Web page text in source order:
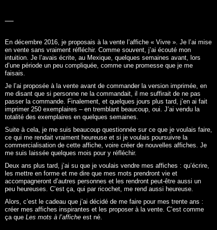
En décembre 2016, je proposais à la vente l’affiche « Vivre ». Je l’ai mise
en vente sans vraiment réfléchir. Comme souvent, j’ai écouté mon
intuition. Je l’avais écrite, au Mexique, quelques semaines avant, lors
d’une période un peu compliquée, comme une promesse que je me
faisais.
Je l’ai proposée à la vente avant de commander la version imprimée, en
me disant que si personne ne la commandait, il me suffirait de ne pas
passer la commande. Finalement, et quelques jours plus tard, j’en ai fait
imprimer 250 exemplaires – en tremblant beaucoup, oui. J’ai vendu la
totalité des exemplaires en quelques semaines.
Suite à cela, je me suis beaucoup questionnée sur ce que je voulais faire,
ce qui me rendait vraiment heureuse et si je voulais poursuivre la
commercialisation de cette affiche, voire créer de nouvelles affiches. Je
me suis laissée quelques mois pour y réfléchir.
Deux ans plus tard, j’ai su que je voulais vendre mes affiches : qu’écrire,
les mettre en forme et me dire que mes mots prendront vie et
accompagneront d’autres personnes et les rendront peut-être aussi un
peu heureuses. C’est ça, qui par ricochet, me rend aussi heureuse.
Alors, c’est le cadeau que j’ai décidé de me faire pour mes trente ans :
créer mes affiches inspirantes et les proposer à la vente. C’est comme
ça que Les mots à l’affiche est né.